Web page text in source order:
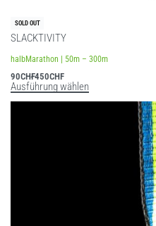
SOLD OUT
SLACKTIVITY
halbMarathon | 50m – 300m
90CHF450CHF
Ausführung wählen